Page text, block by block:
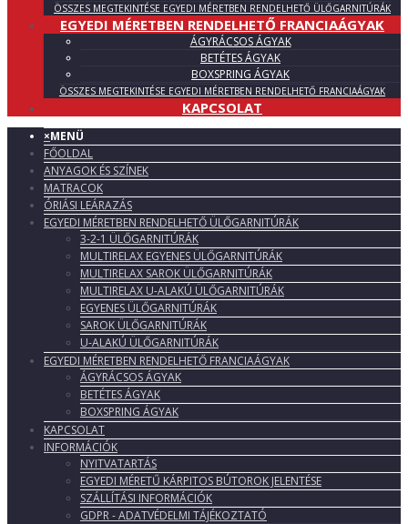
ÖSSZES MEGTEKINTÉSE EGYEDI MÉRETBEN RENDELHETŐ ÜLŐGARNITÚRÁK
EGYEDI MÉRETBEN RENDELHETŐ FRANCIAÁGYAK
ÁGYRÁCSOS ÁGYAK
BETÉTES ÁGYAK
BOXSPRING ÁGYAK
ÖSSZES MEGTEKINTÉSE EGYEDI MÉRETBEN RENDELHETŐ FRANCIAÁGYAK
KAPCSOLAT
×MENÜ
FŐOLDAL
ANYAGOK ÉS SZÍNEK
MATRACOK
ÓRIÁSI LEÁRAZÁS
EGYEDI MÉRETBEN RENDELHETŐ ÜLŐGARNITÚRÁK
3-2-1 ÜLŐGARNITÚRÁK
MULTIRELAX EGYENES ÜLŐGARNITÚRÁK
MULTIRELAX SAROK ÜLŐGARNITÚRÁK
MULTIRELAX U-ALAKÚ ÜLŐGARNITÚRÁK
EGYENES ÜLŐGARNITÚRÁK
SAROK ÜLŐGARNITÚRÁK
U-ALAKÚ ÜLŐGARNITÚRÁK
EGYEDI MÉRETBEN RENDELHETŐ FRANCIAÁGYAK
ÁGYRÁCSOS ÁGYAK
BETÉTES ÁGYAK
BOXSPRING ÁGYAK
KAPCSOLAT
INFORMÁCIÓK
NYITVATARTÁS
EGYEDI MÉRETŰ KÁRPITOS BÚTOROK JELENTÉSE
SZÁLLÍTÁSI INFORMÁCIÓK
GDPR - ADATVÉDELMI TÁJÉKOZTATÓ